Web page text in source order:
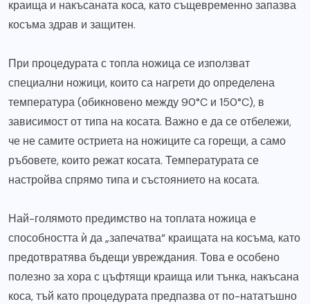
краища и накъсаната коса, като същевременно запазва
косъма здрав и защитен.
При процедурата с топла ножица се използват
специални ножици, които са нагрети до определена
температура (обикновено между 90°C и 150°C), в
зависимост от типа на косата. Важно е да се отбележи,
че не самите остриета на ножиците са горещи, а само
ръбовете, които режат косата. Температурата се
настройва спрямо типа и състоянието на косата.
Най-голямото предимство на топлата ножица е
способността ѝ да „запечатва“ краищата на косъма, като
предотвратява бъдещи увреждания. Това е особено
полезно за хора с цъфтящи краища или тънка, накъсана
коса, тъй като процедурата предпазва от по-нататъшно